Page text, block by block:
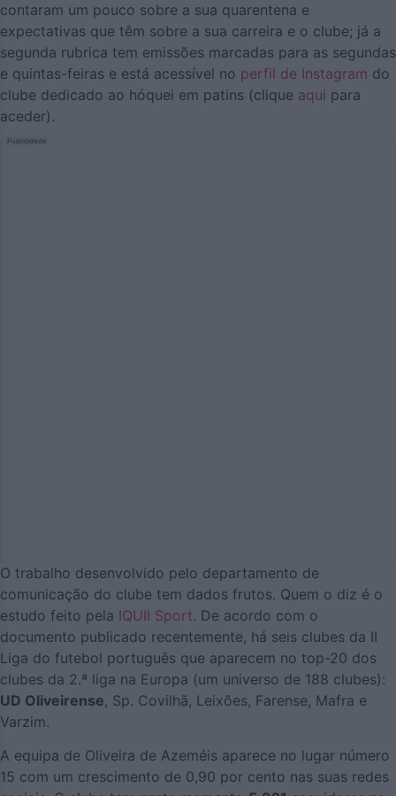
contaram um pouco sobre a sua quarentena e
expectativas que têm sobre a sua carreira e o clube; já a
segunda rubrica tem emissões marcadas para as segundas
e quintas-feiras e está acessível no perfil de Instagram do
clube dedicado ao hóquei em patins (clique aqui para
aceder).
Publicidade
O trabalho desenvolvido pelo departamento de
comunicação do clube tem dados frutos. Quem o diz é o
estudo feito pela IQUII Sport. De acordo com o
documento publicado recentemente, há seis clubes da II
Liga do futebol português que aparecem no top-20 dos
clubes da 2.ª liga na Europa (um universo de 188 clubes):
UD Oliveirense, Sp. Covilhã, Leixões, Farense, Mafra e
Varzim.
A equipa de Oliveira de Azeméis aparece no lugar número
15 com um crescimento de 0,90 por cento nas suas redes